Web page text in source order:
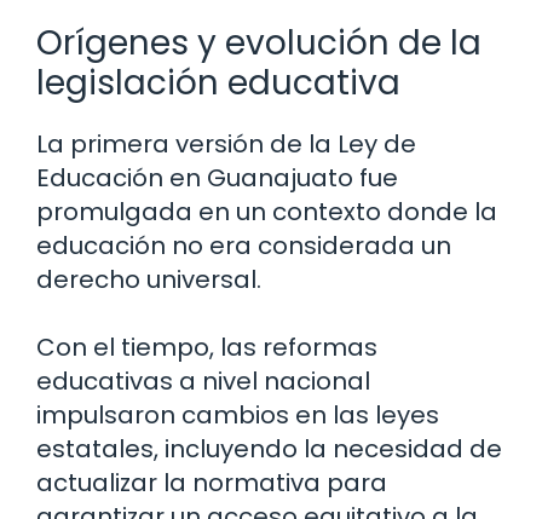
Orígenes y evolución de la
legislación educativa
La primera versión de la Ley de
Educación en Guanajuato fue
promulgada en un contexto donde la
educación no era considerada un
derecho universal.
Con el tiempo, las reformas
educativas a nivel nacional
impulsaron cambios en las leyes
estatales, incluyendo la necesidad de
actualizar la normativa para